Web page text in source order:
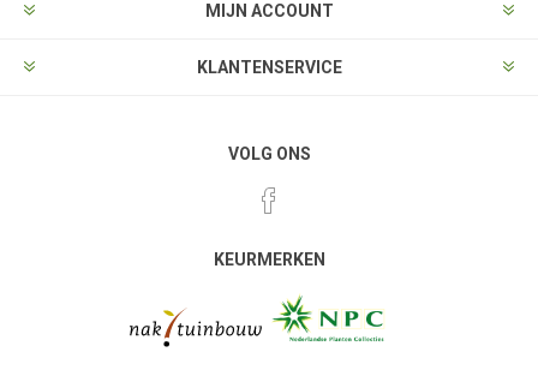
MIJN ACCOUNT
KLANTENSERVICE
VOLG ONS
KEURMERKEN